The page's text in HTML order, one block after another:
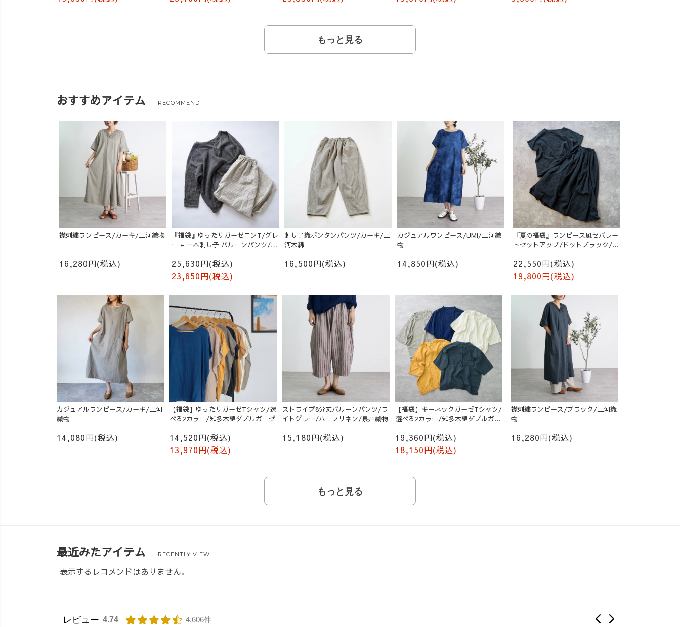
もっと見る
おすすめアイテム RECOMMEND
襟刺繍ワンピース/カーキ/三河織物
16,280円(税込)
『福袋』ゆったりガーゼロンT/グレ
ー + 一本刺し子 バルーンパンツ/生
25,630円(税込)
23,650円(税込)
刺し子織ボンタンパンツ/カーキ/三
河木綿
16,500円(税込)
カジュアルワンピース/UMi/三河織
物
14,850円(税込)
『夏の福袋』ワンピース風セパレー
トセットアップ/ドットブラック/遠
22,550円(税込)
19,800円(税込)
カジュアルワンピース/カーキ/三河
織物
14,080円(税込)
【福袋】ゆったりガーゼTシャツ/選
べる2カラー/知多木綿ダブルガーゼ
14,520円(税込)
13,970円(税込)
ストライプ8分丈バルーンパンツ/ラ
イトグレー/ハーフリネン/泉州織物
15,180円(税込)
【福袋】キーネックガーゼTシャツ/
選べる2カラー/知多木綿ダブルガー
ゼ
19,360円(税込)
18,150円(税込)
襟刺繍ワンピース/ブラック/三河織
物
16,280円(税込)
もっと見る
最近みたアイテム RECENTLY VIEW
表示するレコメンドはありません。
レビュー 4.74 4,606件